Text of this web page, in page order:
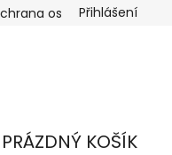
osobních údajů
Přihlášení
PRÁZDNÝ KOŠÍK